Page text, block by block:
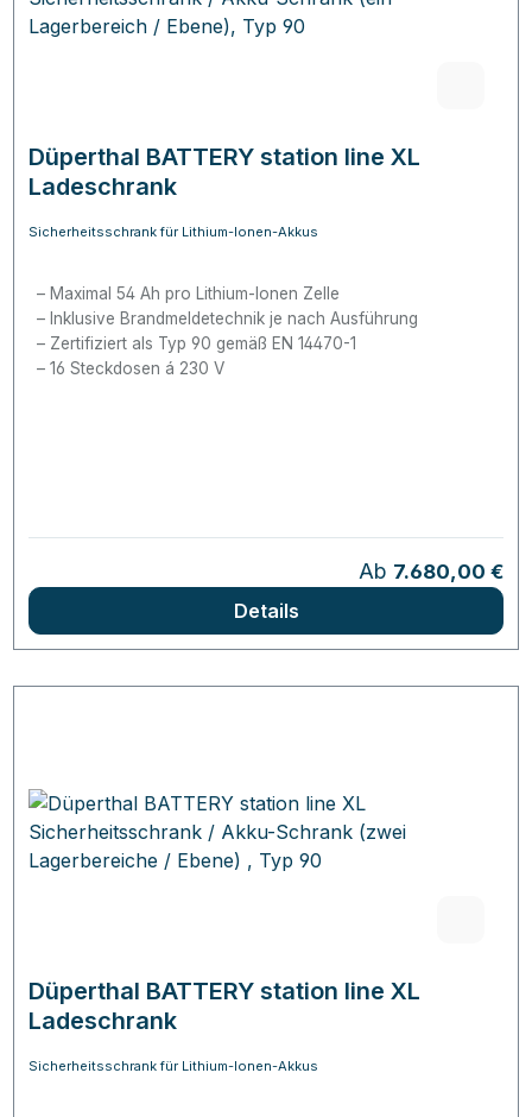
Düperthal BATTERY station line XL
Ladeschrank
Sicherheitsschrank für Lithium-Ionen-Akkus
Maximal 54 Ah pro Lithium-Ionen Zelle
Inklusive Brandmeldetechnik je nach Ausführung
Zertifiziert als Typ 90 gemäß EN 14470-1
16 Steckdosen á 230 V
Regulärer Preis:
Ab 7.680,00 €
Details
Düperthal BATTERY station line XL
Ladeschrank
Sicherheitsschrank für Lithium-Ionen-Akkus